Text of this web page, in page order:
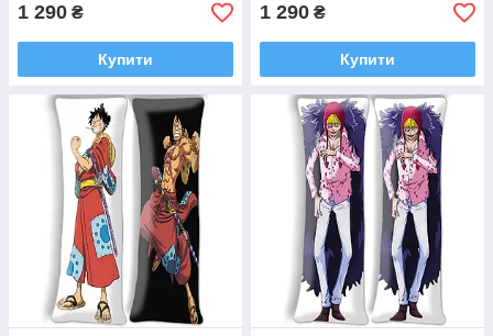
1 290 ₴
Купити
1 290 ₴
Купити